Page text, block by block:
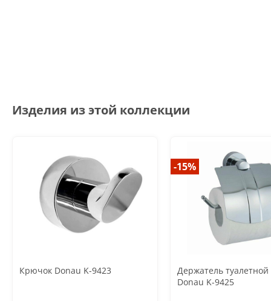
Изделия из этой коллекции
Крючок Donau K-9423
-15%
Держатель туалетной
Donau K-9425